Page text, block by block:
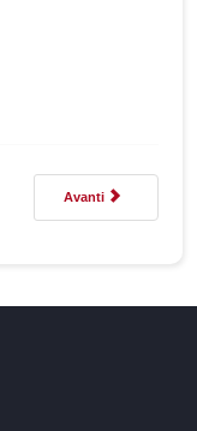
trasportati
Articolo successivo:
Avanti